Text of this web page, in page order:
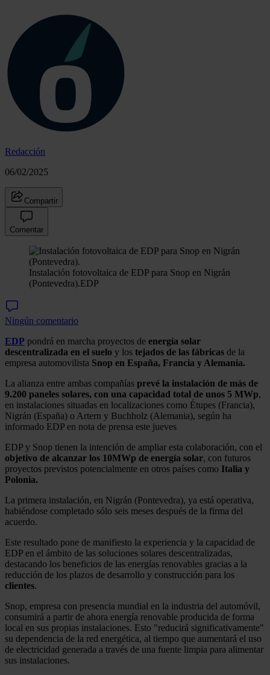
Redacción
06/02/2025
Compartir
Comentar
Instalación fotovoltaica de EDP para Snop en Nigrán
(Pontevedra).EDP
Ningún comentario
EDP pondrá en marcha proyectos de energía solar
descentralizada en el suelo y los tejados de las fábricas de la
empresa automovilista Snop en España, Francia y Alemania.
La alianza entre ambas compañías prevé la instalación de más de
9.200 paneles solares, con una capacidad total de unos 5 MWp,
en instalaciones situadas en localizaciones como Étupes (Francia),
Nigrán (España) o Artern y Buchholz (Alemania), según ha
informado EDP en nota de prensa este jueves
EDP y Snop tienen la intención de ampliar esta colaboración, con el
objetivo de alcanzar los 10MWp de energía solar, con futuros
proyectos previstos potencialmente en otros países como Italia y
Polonia.
La primera instalación, en Nigrán (Pontevedra), ya está operativa,
habiéndose completado sólo seis meses después de la firma del
acuerdo.
Este resultado pone de manifiesto la experiencia y la capacidad de
EDP en el ámbito de las soluciones solares descentralizadas,
destacando los beneficios de las energías renovables gracias a la
reducción de los plazos de desarrollo y construcción para los
clientes.
Snop, empresa con presencia mundial en la industria del automóvil,
consumirá a partir de ahora energía renovable producida de forma
local en sus propias instalaciones. Esto "reducirá significativamente"
su dependencia de la red energética, al tiempo que aumentará el uso
de electricidad generada a través de una fuente limpia para alimentar
sus instalaciones.